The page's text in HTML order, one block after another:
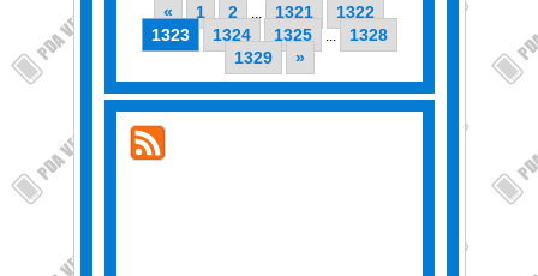
« 1 2 1321
1322
1323
1324 1325
1328
1329
»